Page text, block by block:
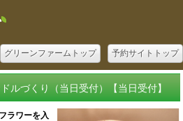
予約サイトトップ
グリーンファームトップ
ルづくり（当日受付）【当日受付】
ラワーを入